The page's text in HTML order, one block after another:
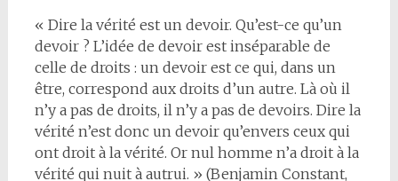
« Dire la vérité est un devoir. Qu’est-ce qu’un
devoir ? L’idée de devoir est inséparable de
celle de droits : un devoir est ce qui, dans un
être, correspond aux droits d’un autre. Là où il
n’y a pas de droits, il n’y a pas de devoirs. Dire la
vérité n’est donc un devoir qu’envers ceux qui
ont droit à la vérité. Or nul homme n’a droit à la
vérité qui nuit à autrui. » (Benjamin Constant,